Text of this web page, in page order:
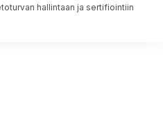
hallintaan ja sertifiointiin